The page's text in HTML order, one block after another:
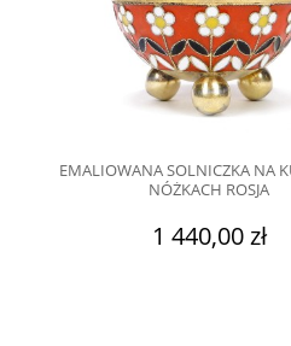
EMALIOWANA SOLNICZKA NA
NÓŻKACH ROSJA
1 440,00 zł